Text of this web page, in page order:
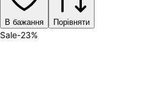
В бажання Порівняти
Sale-23%